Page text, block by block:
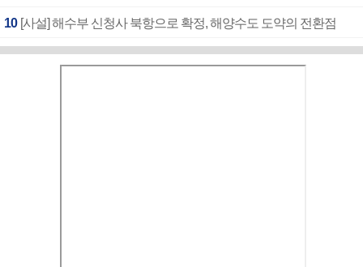
10 [사설] 해수부 신청사 북항으로 확정, 해양수도 도약의 전환점